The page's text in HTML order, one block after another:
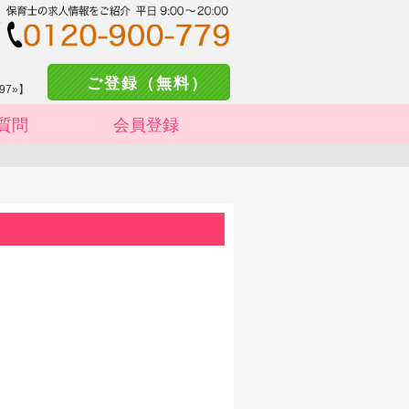
】 ご登録（無料）
問 会員登録